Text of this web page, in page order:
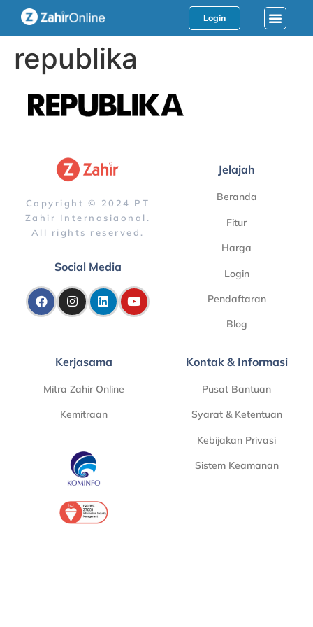
Login
republika
Copyright © 2024 PT
Zahir Internasiaonal.
All rights reserved.
Social Media
Jelajah
Beranda
Fitur
Harga
Login
Pendaftaran
Blog
Kerjasama
Mitra Zahir Online
Kemitraan
Kontak & Informasi
Pusat Bantuan
Syarat & Ketentuan
Kebijakan Privasi
Sistem Keamanan